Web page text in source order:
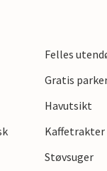
deg i
besøk den
eller
Felles
Gratis
Havutsikt
Kaffetrakter
Støvsuger